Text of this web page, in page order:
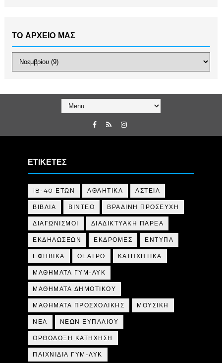
ΤΟ ΑΡΧΕΙΟ ΜΑΣ
ΕΤΙΚΕΤΕΣ
18-40 ΕΤΩΝ ΑΘΛΗΤΙΚΑ ΑΣΤΕΙΑ
ΒΙΒΛΙΑ ΒΙΝΤΕΟ ΒΡΑΔΙΝΗ ΠΡΟΣΕΥΧΗ
ΔΙΑΓΩΝΙΣΜΟΙ ΔΙΑΔΙΚΤΥΑΚΗ ΠΑΡΕΑ
ΕΚΔΗΛΩΣΕΩΝ ΕΚΔΡΟΜΕΣ ΕΝΤΥΠΑ
ΕΦΗΒΙΚΑ ΘΕΑΤΡΟ ΚΑΤΗΧΗΤΙΚΑ
ΜΑΘΗΜΑΤΑ ΓΥΜ-ΛΥΚ
ΜΑΘΗΜΑΤΑ ΔΗΜΟΤΙΚΟΥ
ΜΑΘΗΜΑΤΑ ΠΡΟΣΧΟΛΙΚΗΣ ΜΟΥΣΙΚΗ
ΝΕΑ ΝΕΩΝ ΕΥΠΑΛΙΟΥ
ΟΡΘΟΔΟΞΗ ΚΑΤΗΧΗΣΗ
ΠΑΙΧΝΙΔΙΑ ΓΥΜ-ΛΥΚ